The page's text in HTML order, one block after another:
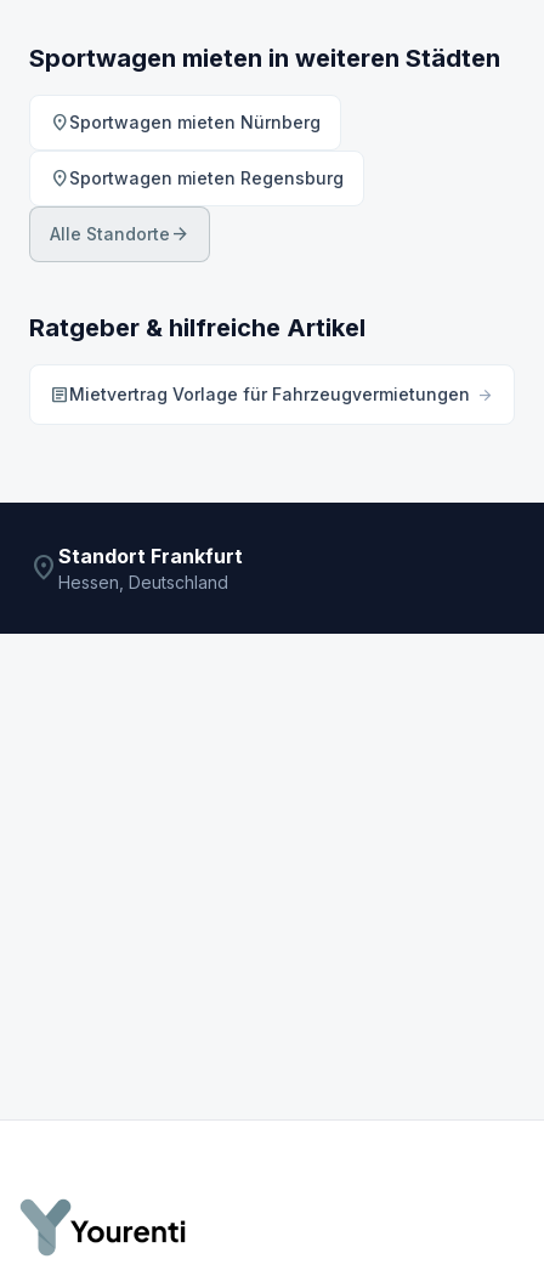
Sportwagen mieten in weiteren Städten
location_onSportwagen mieten Nürnberg
location_onSportwagen mieten Regensburg
Alle Standorte arrow_forward
Ratgeber & hilfreiche Artikel
articleMietvertrag Vorlage für Fahrzeugvermietungen arrow_forward
location_on Standort Frankfurt
Hessen, Deutschland